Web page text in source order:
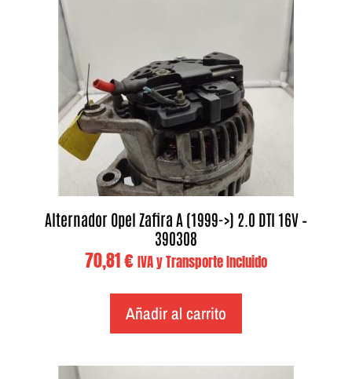
Alternador Opel Zafira A (1999->) 2.0 DTI 16V –
390308
70,81€ IVA y Transporte Incluido
Añadir al carrito